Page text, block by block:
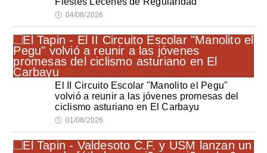
🕔 04/08/2026
El II Circuito Escolar "Manolito el Pegu"
volvió a reunir a las jóvenes promesas del
ciclismo asturiano en El Carbayu
🕔 01/08/2026